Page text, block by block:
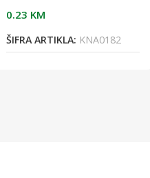
0.23 KM
ŠIFRA ARTIKLA: KNA0182